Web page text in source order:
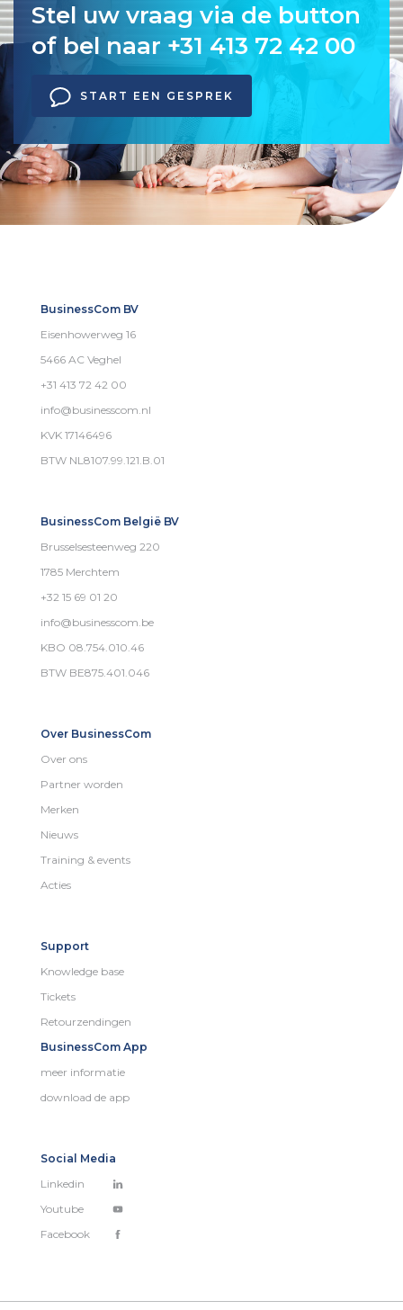
Stel uw vraag via de button
of bel naar +31 413 72 42 00
START EEN GESPREK
BusinessCom BV
Eisenhowerweg 16
5466 AC Veghel
+31 413 72 42 00
info@businesscom.nl
KVK 17146496
BTW NL8107.99.121.B.01
BusinessCom België BV
Brusselsesteenweg 220
1785 Merchtem
+32 15 69 01 20
info@businesscom.be
KBO 08.754.010.46
BTW BE875.401.046
Over BusinessCom
Over ons
Partner worden
Merken
Nieuws
Training & events
Acties
Support
Knowledge base
Tickets
Retourzendingen
BusinessCom App
meer informatie
download de app
Social Media
Linkedin
Youtube
Facebook